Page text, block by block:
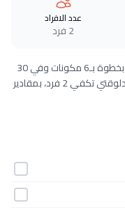
عدد الافراد
2 فرد
طريقة عمل مربعات الحبوب المقرمشة خطوة بخطوة بـ6 مكونات وفي 30
دقيقة فقط. وصفة سهلة ومجرّبة من مطبخ دلوقتي تكفي 2 فرد، بمقادير